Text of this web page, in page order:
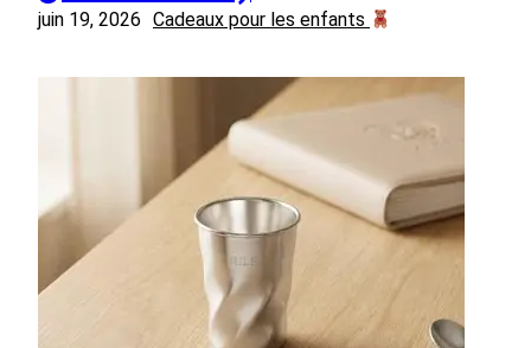
juin 19, 2026 Cadeaux pour les enfants